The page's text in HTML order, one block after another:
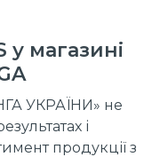
магазині
УКРАЇНИ» не
і
продукції з